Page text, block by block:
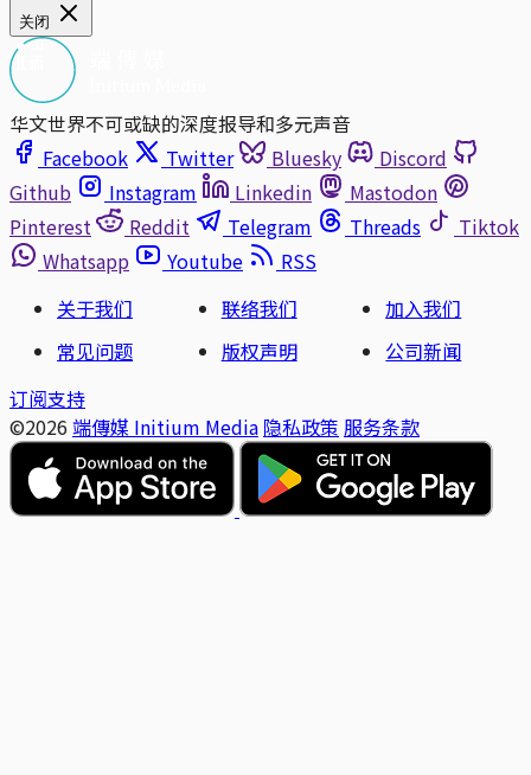
关闭
华文世界不可或缺的深度报导和多元声音
Facebook
Twitter Bluesky
Discord
Github
Instagram Linkedin
Mastodon
Pinterest
Reddit Telegram Threads
Tiktok
Whatsapp
Youtube
RSS
关于我们
联络我们
加入我们
常见问题
版权声明
公司新闻
订阅支持
©2026 端傳媒 Initium Media 隐私政策 服务条款